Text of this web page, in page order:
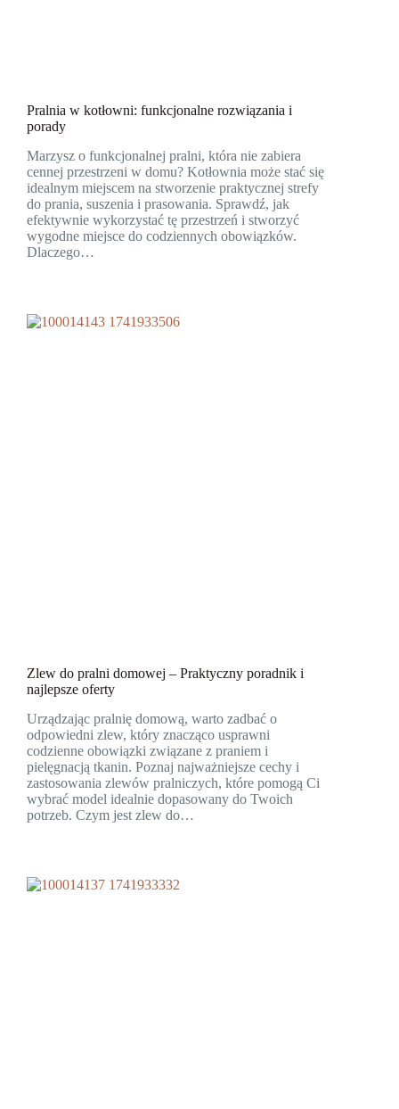
Pralnia w kotłowni: funkcjonalne rozwiązania i
porady
Marzysz o funkcjonalnej pralni, która nie zabiera
cennej przestrzeni w domu? Kotłownia może stać się
idealnym miejscem na stworzenie praktycznej strefy
do prania, suszenia i prasowania. Sprawdź, jak
efektywnie wykorzystać tę przestrzeń i stworzyć
wygodne miejsce do codziennych obowiązków.
Dlaczego…
Zlew do pralni domowej – Praktyczny poradnik i
najlepsze oferty
Urządzając pralnię domową, warto zadbać o
odpowiedni zlew, który znacząco usprawni
codzienne obowiązki związane z praniem i
pielęgnacją tkanin. Poznaj najważniejsze cechy i
zastosowania zlewów pralniczych, które pomogą Ci
wybrać model idealnie dopasowany do Twoich
potrzeb. Czym jest zlew do…